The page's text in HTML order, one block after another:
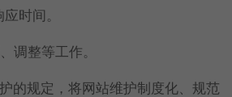
时间。
调整等工作。
的规定，将网站维护制度化、规范